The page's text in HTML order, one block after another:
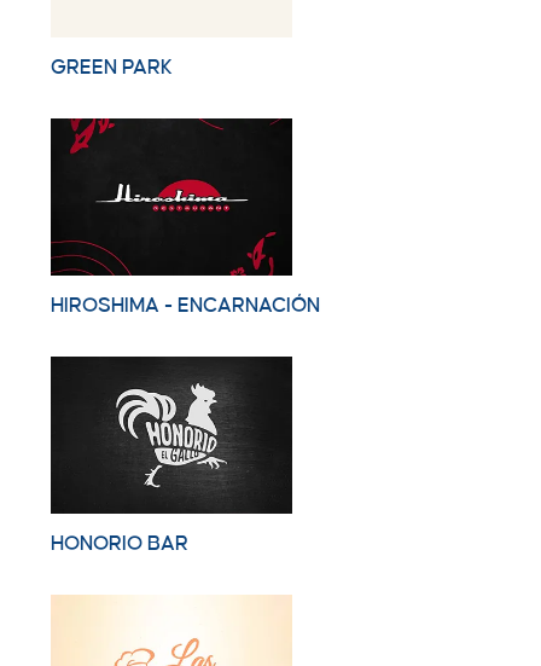
GREEN PARK
HIROSHIMA - ENCARNACIÓN
HONORIO BAR